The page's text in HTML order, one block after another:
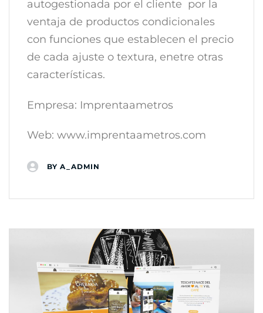
autogestionada por el cliente por la
ventaja de productos condicionales
con funciones que establecen el precio
de cada ajuste o textura, enetre otras
características.
Empresa: Imprentaametros
Web: www.imprentaametros.com
BY A_ADMIN